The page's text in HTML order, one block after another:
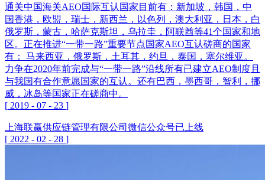
通关中国海关AEO国际互认国家目前有：新加坡，韩国，中
国香港，欧盟，瑞士，新西兰，以色列，澳大利亚，日本，白
俄罗斯，蒙古，哈萨克斯坦，乌拉圭，阿联酋等41个国家和地
区。正在推进“一带一路”重要节点国家AEO互认磋商的国家
有： 马来西亚，俄罗斯，土耳其，约旦，泰国，塞尔维亚。
力争在2020年前完成与“一带一路”沿线所有已建立AEO制度且
与我国有合作意愿国家的互认。还有巴西，墨西哥，智利，挪
威，冰岛等国家正在磋商中。
[ 2019 - 07 - 23 ]
上海联赢供应链管理有限公司微信公众号已上线
[ 2022 - 02 - 28 ]